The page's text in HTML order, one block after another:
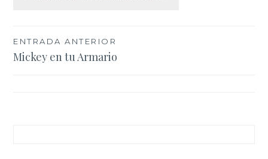
Navegación
de
ENTRADA ANTERIOR
Mickey en tu Armario